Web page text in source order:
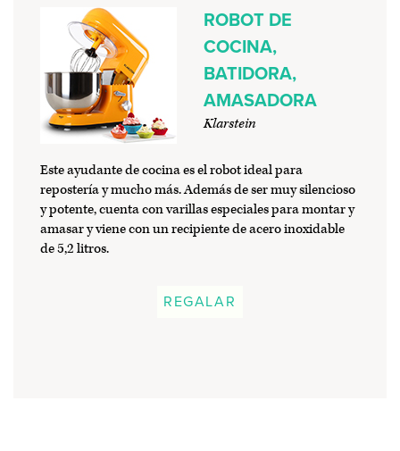
ROBOT DE
COCINA,
BATIDORA,
AMASADORA
Klarstein
Este ayudante de cocina es el robot ideal para
repostería y mucho más. Además de ser muy silencioso
y potente, cuenta con varillas especiales para montar y
amasar y viene con un recipiente de acero inoxidable
de 5,2 litros.
REGALAR